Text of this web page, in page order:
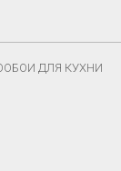
ДЛЯ КУХНИ